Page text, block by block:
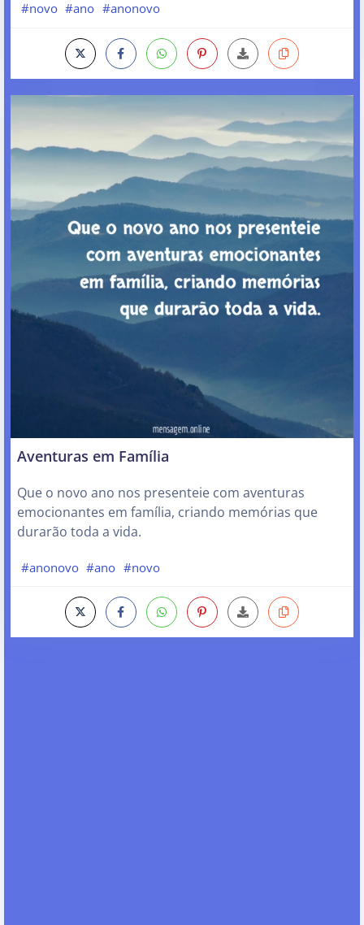
#novo #ano #anonovo
Aventuras em Família
Que o novo ano nos presenteie com aventuras
emocionantes em família, criando memórias que
durarão toda a vida.
#anonovo #ano #novo